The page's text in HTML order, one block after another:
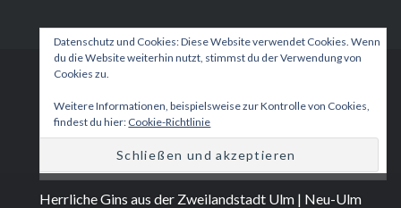
Datenschutz und Cookies: Diese Website verwendet Cookies. Wenn
du die Website weiterhin nutzt, stimmst du der Verwendung von
Cookies zu.
Weitere Informationen, beispielsweise zur Kontrolle von Cookies,
findest du hier: Cookie-Richtlinie
Unsere
Gins
Konto
Proudly powered by WordPress
WordPress.com.
Herrliche Gins aus der Zweilandstadt Ulm | Neu-Ulm